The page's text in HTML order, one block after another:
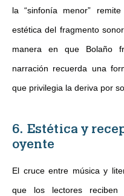
la “sinfonía menor”
estética del fragmento
manera en que Bolaño
narración recuerda una
que privilegia la deriva por
6. Estética y
oyente
El cruce entre música y
que los lectores reciben